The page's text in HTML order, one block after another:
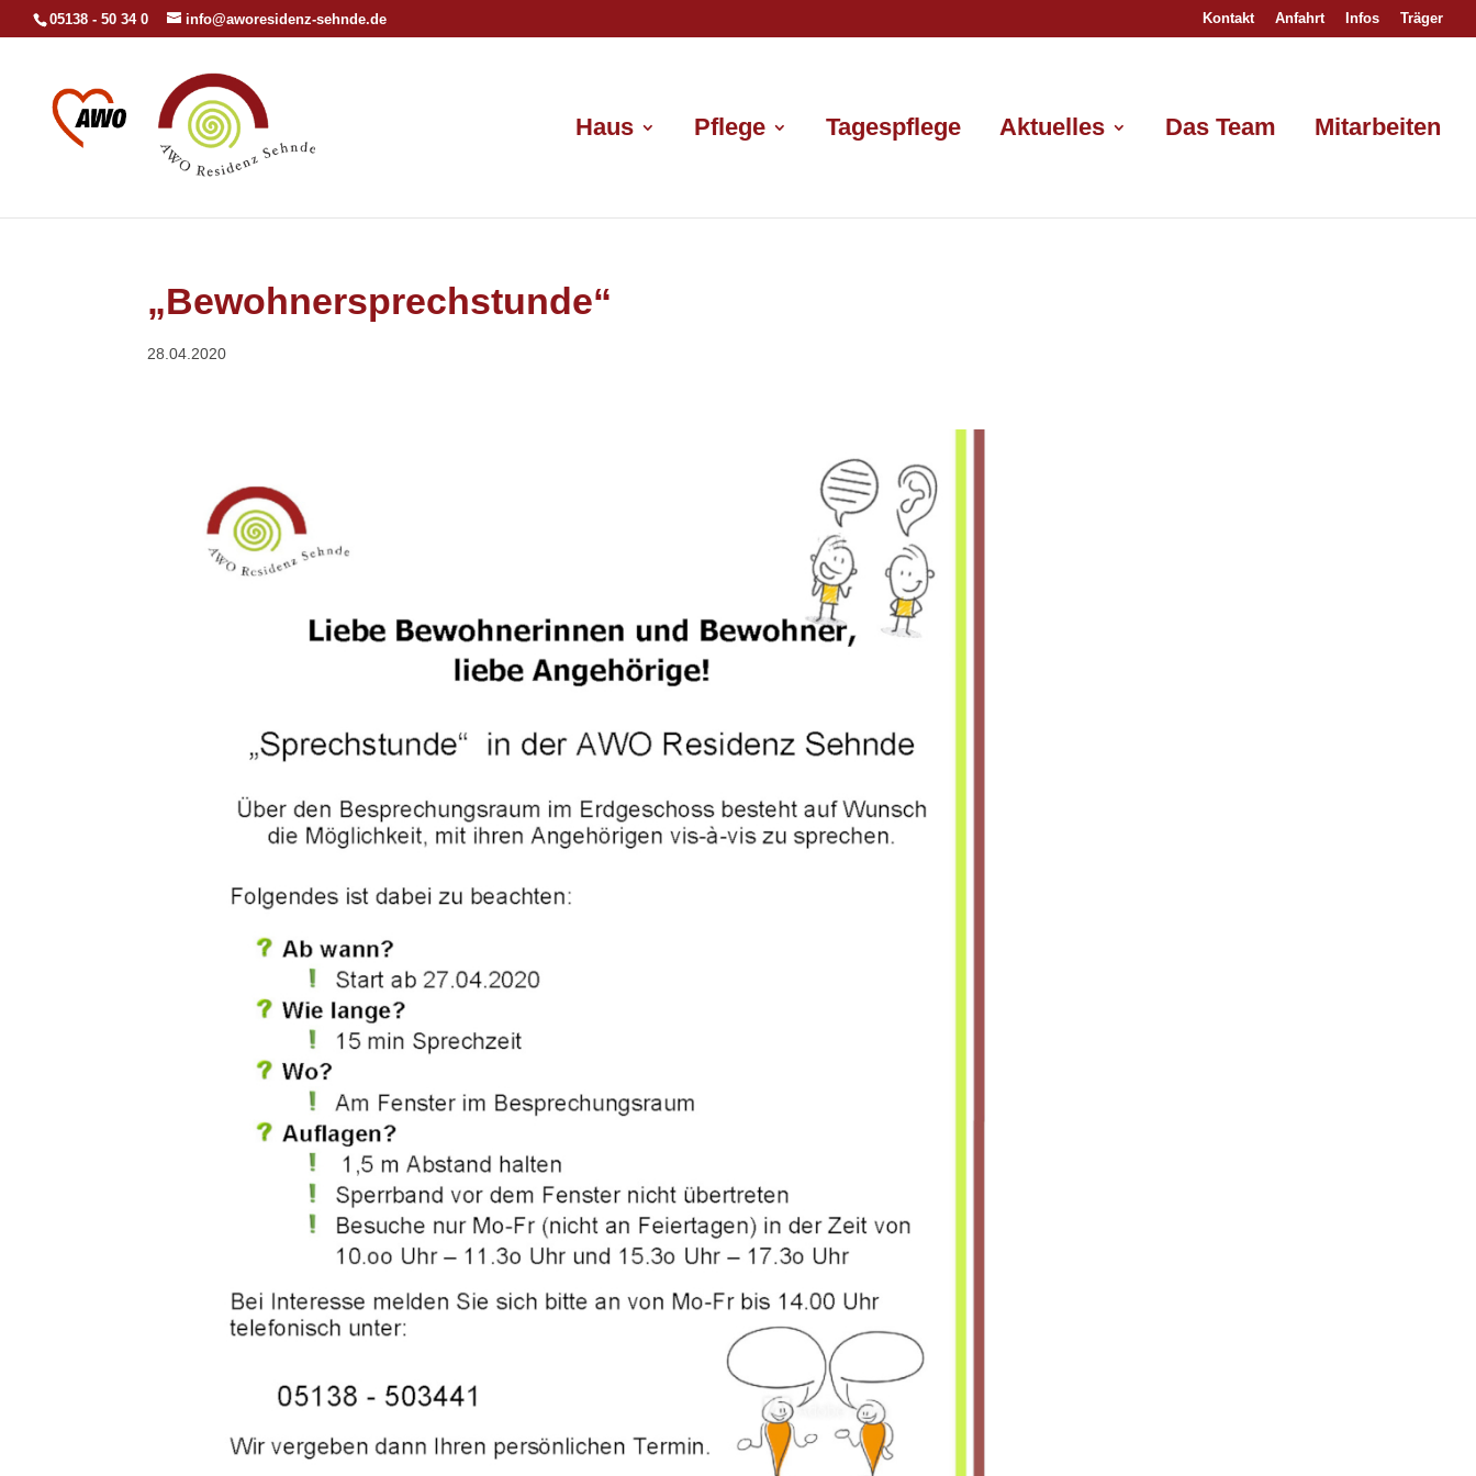
05138 - 50 34 0 info@aworesidenz-sehnde.de Kontakt Anfahrt Infos Träger
Haus Pflege Tagespflege Aktuelles Das Team Mitarbeiten
„Bewohnersprechstunde“
28.04.2020